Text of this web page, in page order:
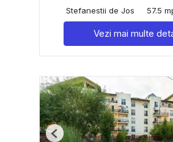
Stefanestii de Jos
57.5
Vezi mai multe
Previous